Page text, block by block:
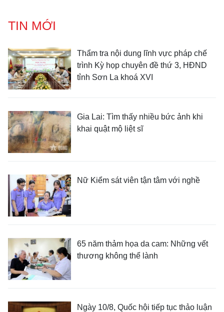
TIN MỚI
Thẩm tra nội dung lĩnh vực pháp chế
trình Kỳ họp chuyên đề thứ 3, HĐND
tỉnh Sơn La khoá XVI
Gia Lai: Tìm thấy nhiều bức ảnh khi
khai quật mộ liệt sĩ
Nữ Kiểm sát viên tận tâm với nghề
65 năm thảm họa da cam: Những vết
thương không thể lành
Ngày 10/8, Quốc hội tiếp tục thảo luận